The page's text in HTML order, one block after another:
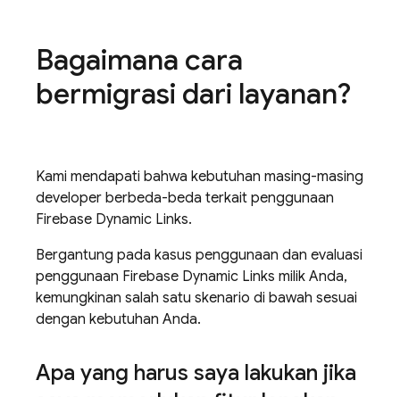
Bagaimana cara
bermigrasi dari layanan?
Kami mendapati bahwa kebutuhan masing-masing
developer berbeda-beda terkait penggunaan
Firebase Dynamic Links.
Bergantung pada kasus penggunaan dan evaluasi
penggunaan Firebase Dynamic Links milik Anda,
kemungkinan salah satu skenario di bawah sesuai
dengan kebutuhan Anda.
Apa yang harus saya lakukan jika